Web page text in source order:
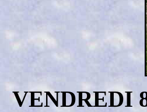
VENDREDI